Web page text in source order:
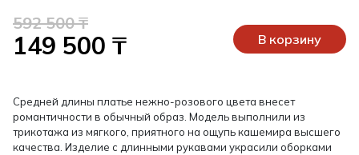
592 500 ₸
149 500 ₸ В корзину
Средней длины платье нежно-розового цвета внесет
романтичности в обычный образ. Модель выполнили из
трикотажа из мягкого, приятного на ощупь кашемира высшего
качества. Изделие с длинными рукавами украсили оборками